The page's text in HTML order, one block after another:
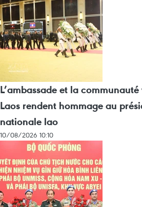
L’ambassade et la
Laos rendent hommage au
nationale lao
10/08/2026 10:10